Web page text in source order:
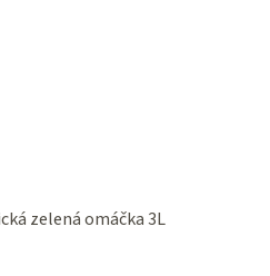
zelená omáčka 3L